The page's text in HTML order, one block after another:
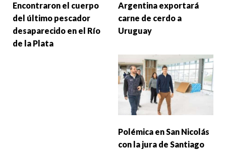
Encontraron el cuerpo
del último pescador
desaparecido en el Río
de la Plata
Argentina exportará
carne de cerdo a
Uruguay
Polémica en San Nicolás
con la jura de Santiago